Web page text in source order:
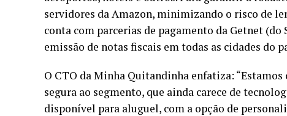
servidores da Amazon, minimizando o risco de
conta com parcerias de pagamento da Getnet (do
emissão de notas fiscais em todas as cidades do
O CTO da Minha Quitandinha enfatiza:
segura ao segmento, que ainda carece de
disponível para aluguel, com a opção de